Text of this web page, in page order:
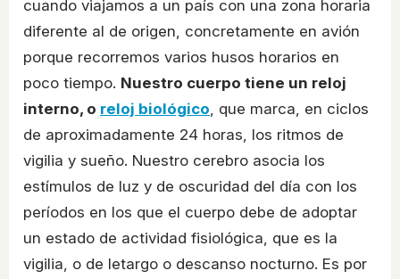
cuando viajamos a un país con una zona horaria
diferente al de origen, concretamente en avión
porque recorremos varios husos horarios en
poco tiempo. Nuestro cuerpo tiene un reloj
interno, o reloj biológico , que marca, en ciclos
de aproximadamente 24 horas, los ritmos de
vigilia y sueño. Nuestro cerebro asocia los
estímulos de luz y de oscuridad del día con los
períodos en los que el cuerpo debe de adoptar
un estado de actividad fisiológica, que es la
vigilia, o de letargo o descanso nocturno. Es por